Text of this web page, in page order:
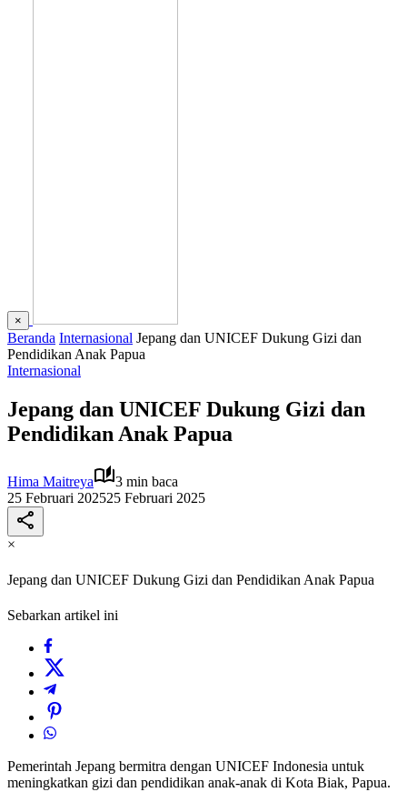
×
Beranda Internasional Jepang dan UNICEF Dukung Gizi dan
Pendidikan Anak Papua
Internasional
Jepang dan UNICEF Dukung Gizi dan
Pendidikan Anak Papua
Hima Maitreya
3 min baca
25 Februari 202525 Februari 2025
×
Jepang dan UNICEF Dukung Gizi dan Pendidikan Anak Papua
Sebarkan artikel ini
Pemerintah Jepang bermitra dengan UNICEF Indonesia untuk
meningkatkan gizi dan pendidikan anak-anak di Kota Biak, Papua.